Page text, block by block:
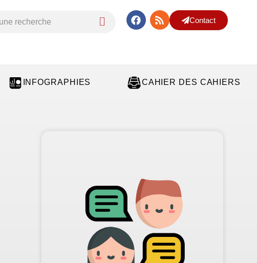
Contact
INFOGRAPHIES CAHIER DES CAHIERS